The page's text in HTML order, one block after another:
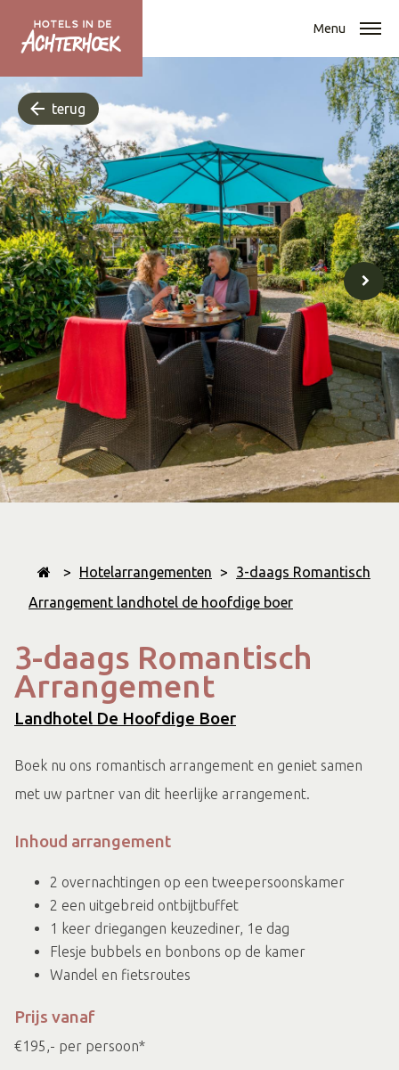
Menu
terug
> Hotelarrangementen >
3-daags Romantisch
Arrangement landhotel de hoofdige boer
3-daags Romantisch
Arrangement
Landhotel De Hoofdige Boer
Boek nu ons romantisch arrangement en geniet samen
met uw partner van dit heerlijke arrangement.
Inhoud arrangement
2 overnachtingen op een tweepersoonskamer
2 een uitgebreid ontbijtbuffet
1 keer driegangen keuzediner, 1e dag
Flesje bubbels en bonbons op de kamer
Wandel en fietsroutes
Prijs vanaf
€195,- per persoon*